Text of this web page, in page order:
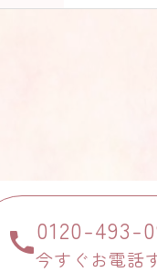
0120-493-
今すぐお電話